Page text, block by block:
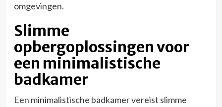
omgevingen.
Slimme
opbergoplossingen voor
een minimalistische
badkamer
Een minimalistische badkamer vereist slimme